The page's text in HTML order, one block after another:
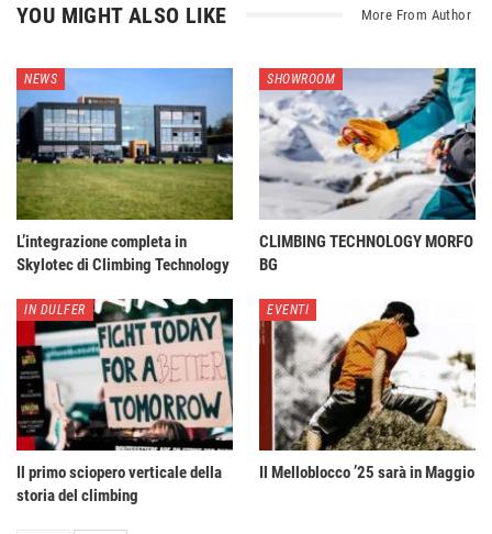
YOU MIGHT ALSO LIKE More From Author
NEWS
L’integrazione completa in
Skylotec di Climbing Technology
SHOWROOM
CLIMBING TECHNOLOGY MORFO
BG
IN DULFER
Il primo sciopero verticale della
storia del climbing
EVENTI
Il Melloblocco ’25 sarà in Maggio